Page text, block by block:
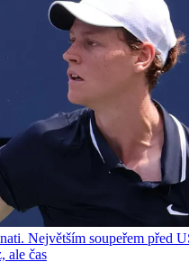
Největším soupeřem před
ale čas